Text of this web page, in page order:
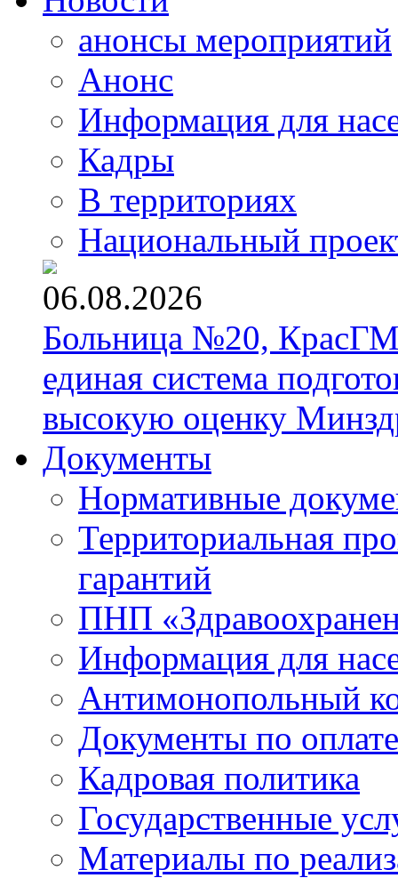
анонсы мероприятий
Анонс
Информация для
Кадры
В территориях
Национальный
06.08.2026
Больница №20,
единая система
высокую оценку
Документы
Нормативные
Территориальная
гарантий
ПНП
Информация для
Антимонопольный
Документы по
Кадровая политика
Государственные
Материалы по